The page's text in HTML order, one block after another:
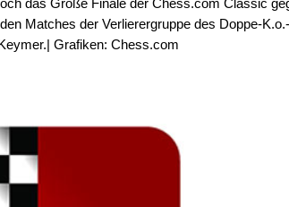
Matches der Verlierergruppe des Doppe-
Grafiken: Chess.com